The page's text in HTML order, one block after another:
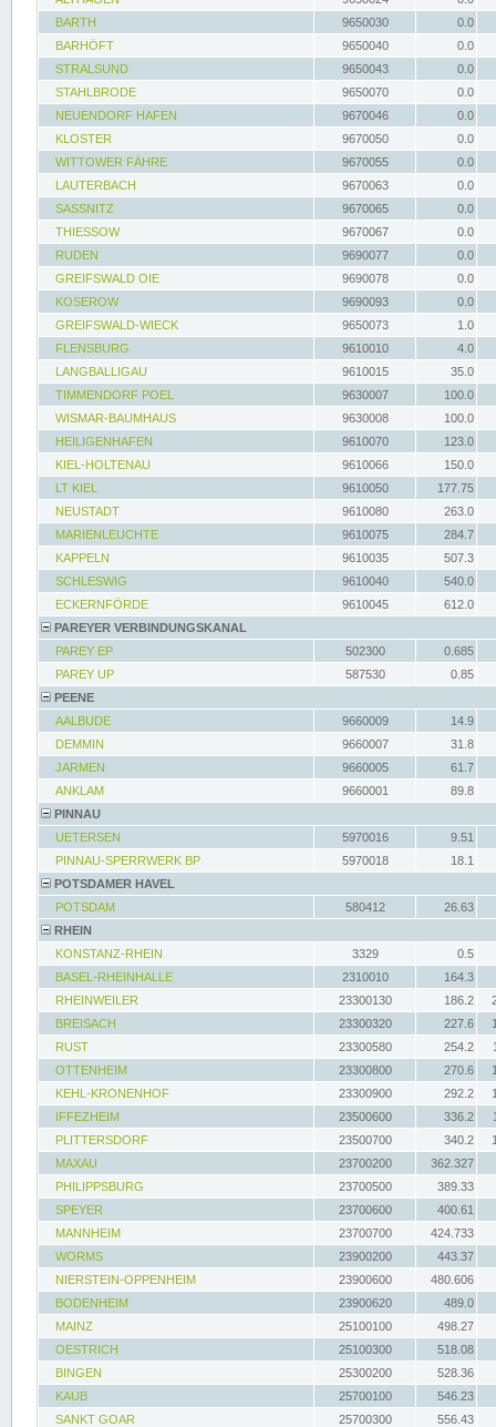
BARTH
9650030
0.0
BARHÖFT
9650040
0.0
STRALSUND
9650043
0.0
STAHLBRODE
9650070
0.0
NEUENDORF HAFEN
9670046
0.0
KLOSTER
9670050
0.0
WITTOWER FÄHRE
9670055
0.0
LAUTERBACH
9670063
0.0
SASSNITZ
9670065
0.0
THIESSOW
9670067
0.0
RUDEN
9690077
0.0
GREIFSWALD OIE
9690078
0.0
KOSEROW
9690093
0.0
GREIFSWALD-WIECK
9650073
1.0
FLENSBURG
9610010
4.0
LANGBALLIGAU
9610015
35.0
TIMMENDORF POEL
9630007
100.0
WISMAR-BAUMHAUS
9630008
100.0
HEILIGENHAFEN
9610070
123.0
KIEL-HOLTENAU
9610066
150.0
LT KIEL
9610050
177.75
NEUSTADT
9610080
263.0
MARIENLEUCHTE
9610075
284.7
KAPPELN
9610035
507.3
SCHLESWIG
9610040
540.0
ECKERNFÖRDE
9610045
612.0
PAREYER VERBINDUNGSKANAL
PAREY EP
502300
0.685
PAREY UP
587530
0.85
PEENE
AALBUDE
9660009
14.9
DEMMIN
9660007
31.8
JARMEN
9660005
61.7
ANKLAM
9660001
89.8
PINNAU
UETERSEN
5970016
9.51
PINNAU-SPERRWERK BP
5970018
18.1
POTSDAMER HAVEL
POTSDAM
580412
26.63
RHEIN
KONSTANZ-RHEIN
3329
0.5
BASEL-RHEINHALLE
2310010
164.3
RHEINWEILER
23300130 186.2
BREISACH
23300320 227.6
RUST
23300580 254.2
OTTENHEIM
23300800 270.6
KEHL-KRONENHOF
23300900 292.2
IFFEZHEIM
23500600 336.2
PLITTERSDORF
23500700 340.2
MAXAU
23700200
362.327
PHILIPPSBURG
23700500
389.33
SPEYER
23700600
400.61
MANNHEIM
23700700
424.733
WORMS
23900200
443.37
NIERSTEIN-OPPENHEIM
23900600
480.606
BODENHEIM
23900620
489.0
MAINZ
25100100
498.27
OESTRICH
25100300
518.08
BINGEN
25300200
528.36
KAUB
25700100
546.23
SANKT GOAR
25700300
556.43